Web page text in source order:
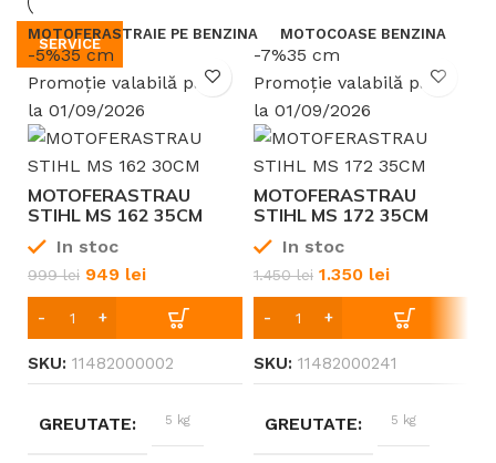
calitate inalt.
SERVICE
MOTOFERASTRAIE PE BENZINA MOTOCOASE BENZINA
-5%35 cm
Promoție valabilă până
la 01/09/2026
MOTOFERASTRAU
STIHL MS 162 35CM
1.1MM 3/8 P BENZINA
In stoc
999lei 949 lei
SKU: 11482000002
GREUTATE 5 kg
-7%35 cm
Promoție valabilă până
la 01/09/2026
MOTOFERASTRAU
STIHL MS 172 35CM
1.1MM 3/8″ P BENZINA
In stoc
1.450lei 1.350 lei
SKU: 11482000241
GREUTATE 5 kg